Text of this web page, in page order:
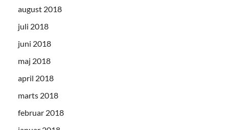
august 2018
juli 2018
juni 2018
maj 2018
april 2018
marts 2018
februar 2018